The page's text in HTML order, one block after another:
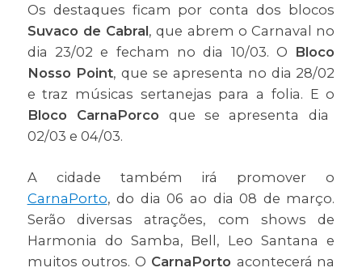
Os destaques ficam por conta dos blocos
Suvaco de Cabral, que abrem o Carnaval no
dia 23/02 e fecham no dia 10/03. O Bloco
Nosso Point, que se apresenta no dia 28/02
e traz músicas sertanejas para a folia. E o
Bloco CarnaPorco que se apresenta dia
02/03 e 04/03.
A cidade também irá promover o
CarnaPorto, do dia 06 ao dia 08 de março.
Serão diversas atrações, com shows de
Harmonia do Samba, Bell, Leo Santana e
muitos outros. O CarnaPorto acontecerá na